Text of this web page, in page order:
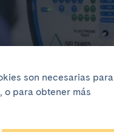
son necesarias para
o para obtener más